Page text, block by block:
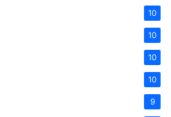
10
10
10
10
9